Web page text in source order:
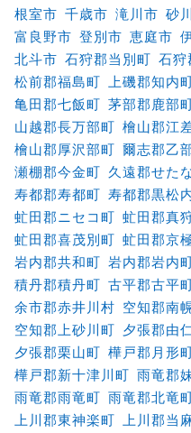
根室市 千歳市 滝川市 砂
富良野市 登別市 恵庭市
北斗市 石狩郡当別町 石狩
松前郡福島町
上磯郡知内
亀田郡七飯町 茅部郡鹿部
山越郡長万部町 檜山郡江
檜山郡厚沢部町 爾志郡乙
瀬棚郡今金町 久遠郡せた
寿都郡寿都町 寿都郡黒松
虻田郡ニセコ町 虻田郡真
虻田郡喜茂別町 虻田郡京
岩内郡共和町 岩内郡岩内
積丹郡積丹町 古平郡古平
余市郡赤井川村 空知郡南
空知郡上砂川町 夕張郡由
夕張郡栗山町 樺戸郡月形
樺戸郡新十津川町 雨竜郡
雨竜郡雨竜町 雨竜郡北竜
上川郡東神楽町
上川郡当